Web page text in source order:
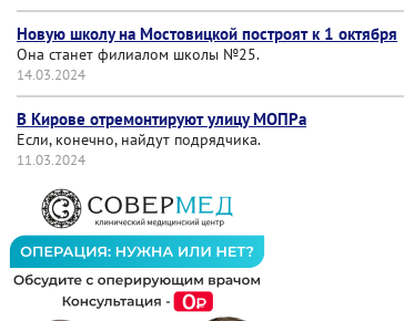
Новую школу на Мостовицкой построят к 1 октября
Она станет филиалом школы №25.
14.03.2024
В Кирове отремонтируют улицу МОПРа
Если, конечно, найдут подрядчика.
11.03.2024